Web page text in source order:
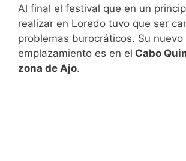
Al final el festival que en un
realizar en Loredo tuvo que ser
problemas burocráticos. Su nuevo
emplazamiento es en el Cabo
zona de Ajo.